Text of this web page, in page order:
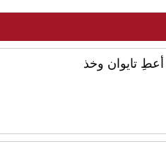
تايوان وخذ